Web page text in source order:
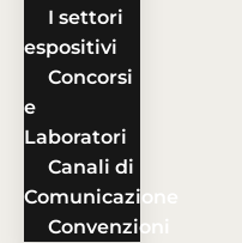
I settori
espositivi
Concorsi
e
Laboratori
Canali di
Comunicazione
Convenzioni